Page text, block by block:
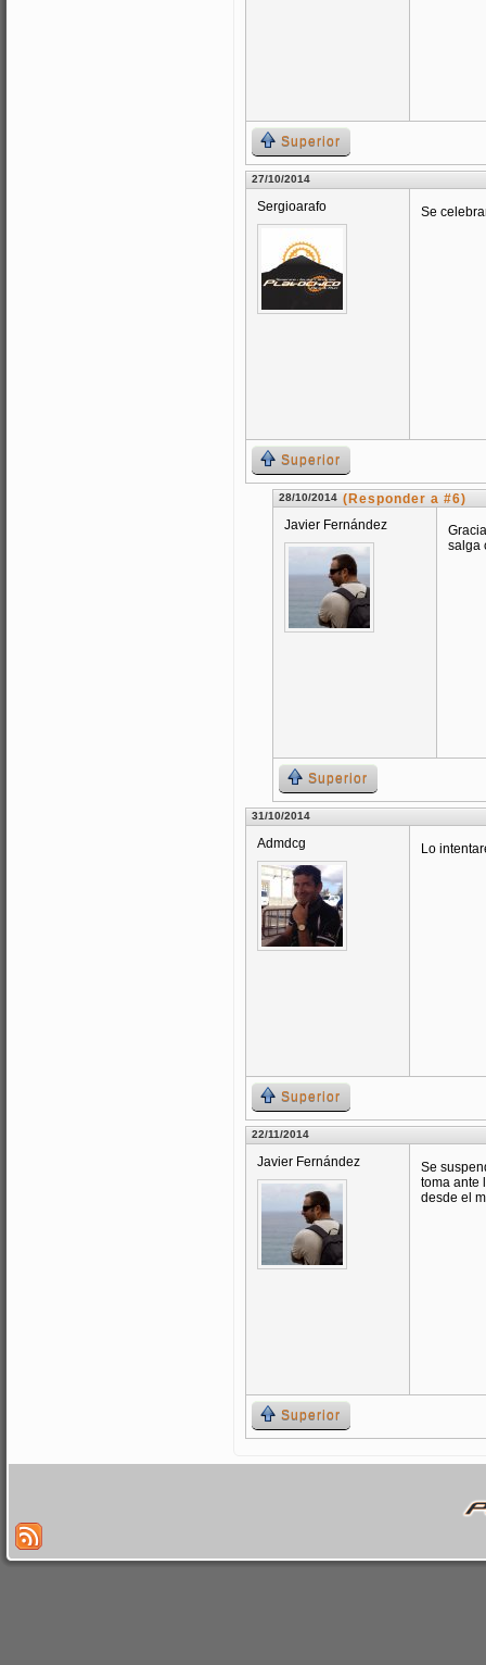
Superior
27/10/2014
Sergioarafo Se
Superior
28/10/2014 (Responder a #6)
Javier Fernández
salga
Superior
31/10/2014
Admdcg Lo
Superior
22/11/2014
Javier Fernández
Se
toma ante
desde el
Superior